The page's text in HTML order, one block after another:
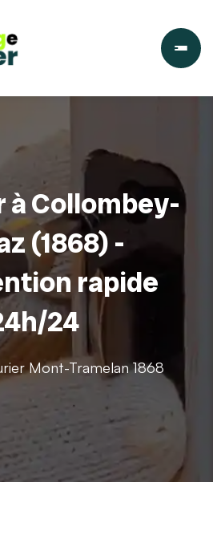
Collombey-
(1868) -
rapide
24
Mont-Tramelan 1868